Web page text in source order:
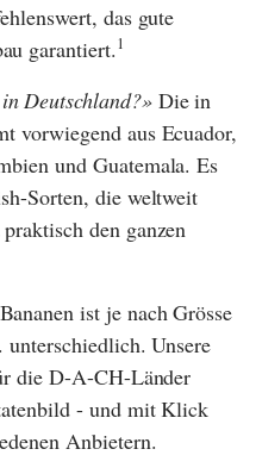
das gute
garantiert.1
Deutschland? Die in
vorwiegend aus Ecuador,
und Guatemala. Es
Sorten, die weltweit
den ganzen
ist je nach Grösse
unterschiedlich. Unsere
die D-A-CH-Länder
- und mit Klick
Anbietern.